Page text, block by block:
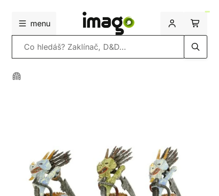
menu
Vyhledávání